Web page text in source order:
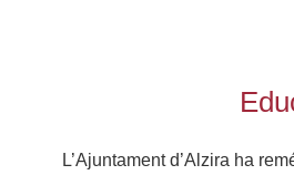
L’Ajuntament d’Alzira ha